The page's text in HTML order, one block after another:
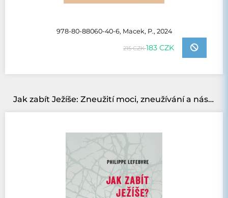
978-80-88060-40-6, Macek, P., 2024
215 CZK183 CZK
Jak zabít Ježíše: Zneužití moci, zneužívání a násilí v Bibli